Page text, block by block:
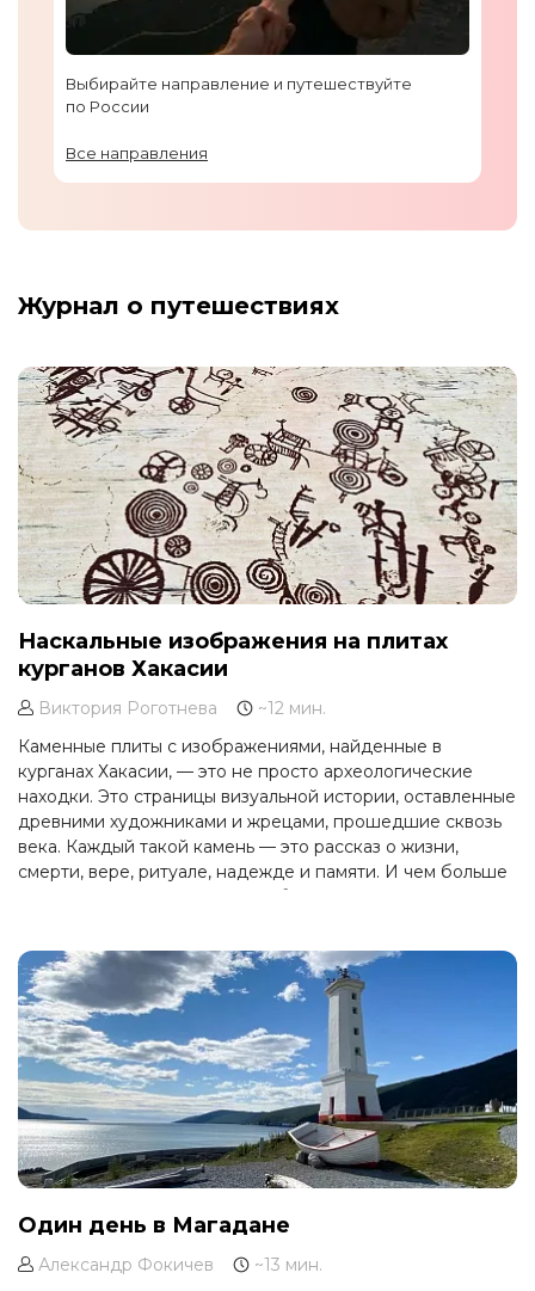
Выбирайте направление и путешествуйте
по России
Все направления
Журнал о путешествиях
Наскальные изображения на плитах
курганов Хакасии
Виктория Роготнева
~12 мин.
Каменные плиты с изображениями, найденные в
курганах Хакасии, — это не просто археологические
находки. Это страницы визуальной истории, оставленные
древними художниками и жрецами, прошедшие сквозь
века. Каждый такой камень — это рассказ о жизни,
смерти, вере, ритуале, надежде и памяти. И чем больше
мы изучаем эти плиты, тем глубже становится наше
Один день в Магадане
Александр Фокичев ~13 мин.